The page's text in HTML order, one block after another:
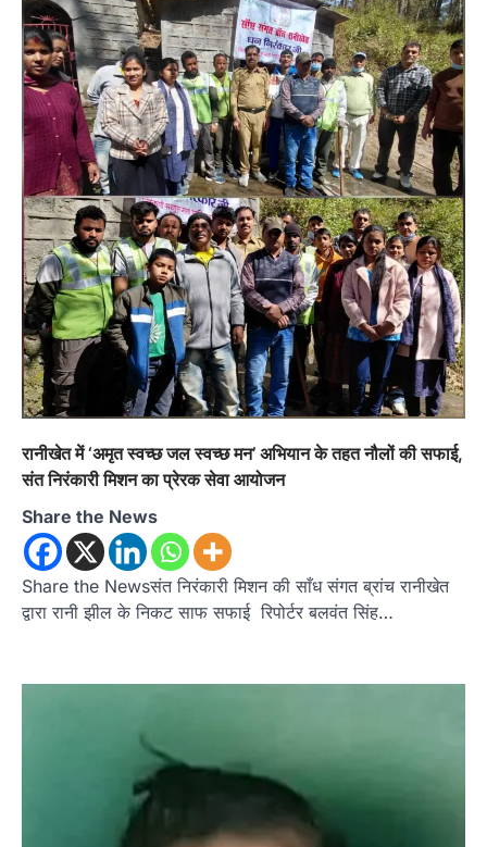
रानीखेत में ‘अमृत स्वच्छ जल स्वच्छ मन’ अभियान के तहत नौलों की सफाई,
संत निरंकारी मिशन का प्रेरक सेवा आयोजन
Share the News
Share the Newsसंत निरंकारी मिशन की साँध संगत ब्रांच रानीखेत
द्वारा रानी झील के निकट साफ सफाई रिपोर्टर बलवंत सिंह…
हल्द्वानी में आयोजित विजय शंखनाद रैली को संबोधित करते
हुए कांग्रेस के राष्ट्रीय अध्यक्ष मल्लिकार्जुन…
उत्तराखण्ड कुमाऊं ख़बरें